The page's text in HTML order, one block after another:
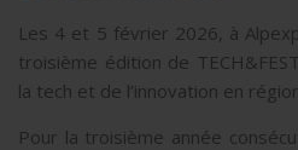
Les 4 et 5 février 2026, à
troisième édition de
la tech et de l’innovation en
Pour la troisième année